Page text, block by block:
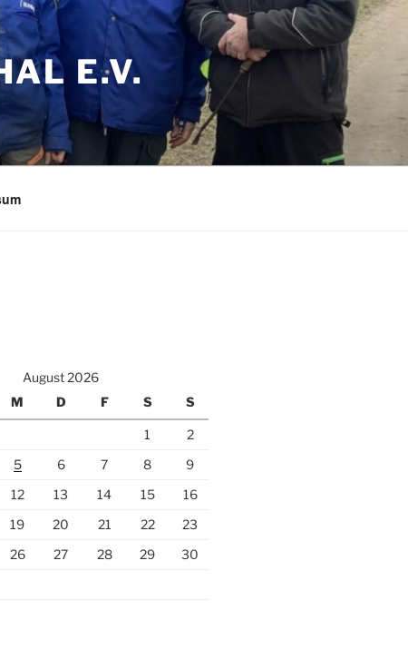
E.V.
August 2026
M D F S S
1
2
5 6 7 8
9
12 13 14 15
16
19 20 21 22
23
26 27 28 29
30